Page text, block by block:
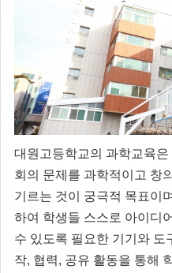
대원고등학교의 과학교육
회의 문제를 과학적이고 창
기르는 것이 궁극적 목표이
하여 학생들 스스로 아이디
수 있도록 필요한 기기와 도
작, 협력, 공유 활동을 통해